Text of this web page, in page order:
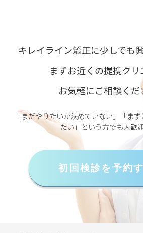
キレイライン矯正に少しでも
まずお近くの提携ク
お気軽にご相談くだ
「まだやりたいか決めていない」「ま
たい」という方でも大歓迎
初回検診を予約